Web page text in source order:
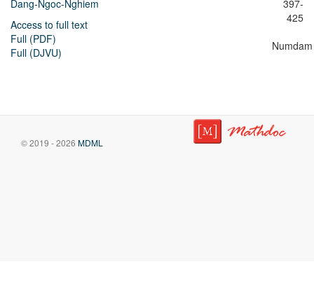
Dang-Ngoc-Nghiem
Access to full text
Full (PDF)
Full (DJVU)
397-
425
Numdam
© 2019 - 2026 MDML